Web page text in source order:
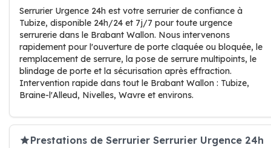
Serrurier Urgence 24h est votre serrurier de confiance à
Tubize, disponible 24h/24 et 7j/7 pour toute urgence
serrurerie dans le Brabant Wallon. Nous intervenons
rapidement pour l'ouverture de porte claquée ou bloquée, le
remplacement de serrure, la pose de serrure multipoints, le
blindage de porte et la sécurisation après effraction.
Intervention rapide dans tout le Brabant Wallon : Tubize,
Braine-l'Alleud, Nivelles, Wavre et environs.
Prestations de Serrurier Serrurier Urgence 24h